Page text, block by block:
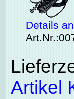
Details
Artikel